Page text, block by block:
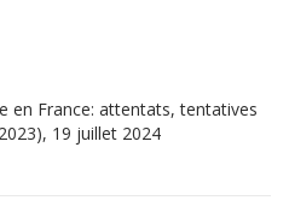
en France: attentats, tentatives
19 juillet 2024